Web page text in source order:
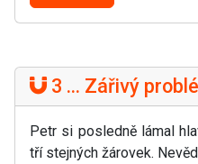
3 ... Zářivý
Petr si posledně lámal
tří stejných žárovek.